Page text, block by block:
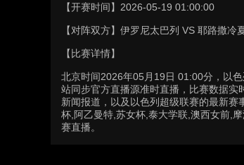
【开赛时间】 2026-05-19 01:00:00
【对阵双方】 伊罗尼太巴列 VS 耶路撒冷
【比赛详情】
北京时间2026年05月19日 01:00分，以
站同步官方直播源准时直播，比赛数据
新闻报道，以及以色列超级联赛的最新
杯,阿乙曼特,苏女杯,泰大学联,澳西女前,
赛直播。